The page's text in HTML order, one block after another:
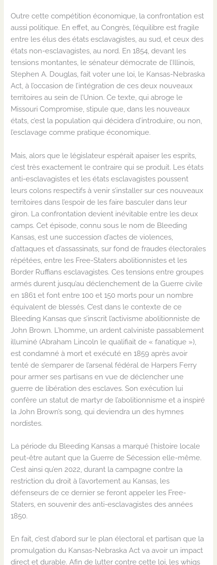
Outre cette compétition économique, la confrontation est
aussi politique. En effet, au Congrès, l’équilibre est fragile
entre les élus des états esclavagistes, au sud, et ceux des
états non-esclavagistes, au nord. En 1854, devant les
tensions montantes, le sénateur démocrate de l’Illinois,
Stephen A. Douglas, fait voter une loi, le Kansas-Nebraska
Act, à l’occasion de l’intégration de ces deux nouveaux
territoires au sein de l’Union. Ce texte, qui abroge le
Missouri Compromise, stipule que, dans les nouveaux
états, c’est la population qui décidera d’introduire, ou non,
l’esclavage comme pratique économique.
Mais, alors que le législateur espérait apaiser les esprits,
c’est très exactement le contraire qui se produit. Les états
anti-esclavagistes et les états esclavagistes poussent
leurs colons respectifs à venir s’installer sur ces nouveaux
territoires dans l’espoir de les faire basculer dans leur
giron. La confrontation devient inévitable entre les deux
camps. Cet épisode, connu sous le nom de Bleeding
Kansas, est une succession d’actes de violences,
d’attaques et d’assassinats, sur fond de fraudes électorales
répétées, entre les Free-Staters abolitionnistes et les
Border Ruffians esclavagistes. Ces tensions entre groupes
armés durent jusqu’au déclenchement de la Guerre civile
en 1861 et font entre 100 et 150 morts pour un nombre
équivalent de blessés. C’est dans le contexte de ce
Bleeding Kansas que s’inscrit l’activisme abolitionniste de
John Brown. L’homme, un ardent calviniste passablement
illuminé (Abraham Lincoln le qualifiait de « fanatique »),
est condamné à mort et exécuté en 1859 après avoir
tenté de s’emparer de l’arsenal fédéral de Harpers Ferry
pour armer ses partisans en vue de déclencher une
guerre de libération des esclaves. Son exécution lui
confère un statut de martyr de l’abolitionnisme et a inspiré
la John Brown’s song, qui deviendra un des hymnes
nordistes.
La période du Bleeding Kansas a marqué l’histoire locale
peut-être autant que la Guerre de Sécession elle-même.
C’est ainsi qu’en 2022, durant la campagne contre la
restriction du droit à l’avortement au Kansas, les
défenseurs de ce dernier se feront appeler les Free-
Staters, en souvenir des anti-esclavagistes des années
1850.
En fait, c’est d’abord sur le plan électoral et partisan que la
promulgation du Kansas-Nebraska Act va avoir un impact
direct et durable. Afin de lutter contre cette loi, les whigs